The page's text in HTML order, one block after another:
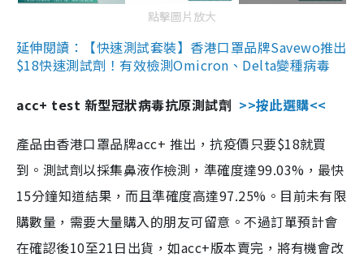
點擊圖片放大
延伸閱讀：【快速測試套裝】香港口罩品牌Savewo推出
$18快速測試劑！有效檢測Omicron、Delta變種病毒
acc+ test 新型冠狀病毒抗原測試劑 >>按此選購<<
產品由香港口罩品牌acc+ 推出，抗疫價只要$18就買
到。測試劑以採集鼻液作檢測，準確度達99.03%，最快
15分鐘知道結果，而且準確度高達97.25%。目前未有限
購數量，需要大量購入的朋友可留意。不過訂單預計會
在確認後10至21日出貨，如acc+版本賣完，將有機會改